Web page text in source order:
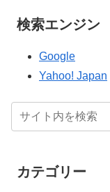
検索エンジン
Google
Yahoo! Japan
カテゴリー